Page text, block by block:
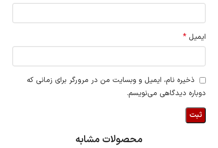
ایمیل *
ذخیره نام، ایمیل و وبسایت من در مرورگر برای زمانی که
دوباره دیدگاهی می‌نویسم.
محصولات مشابه